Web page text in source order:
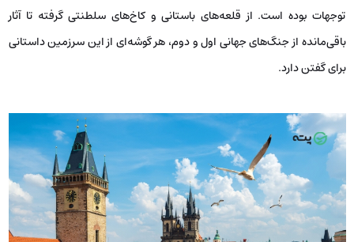
توجهات بوده است. از قلعه‌های باستانی و کاخ‌های سلطنتی گرفته تا آثار
باقی‌مانده از جنگ‌های جهانی اول و دوم، هر گوشه‌ای از این سرزمین داستانی
برای گفتن دارد.